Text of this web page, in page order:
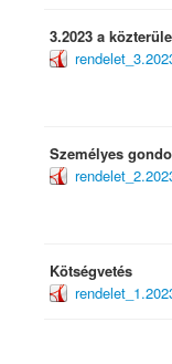
3.2023 a
Személyes
Kötségvetés